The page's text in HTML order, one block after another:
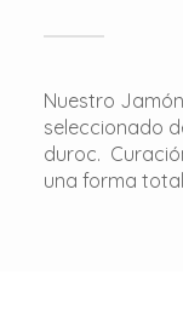
Nuestro
seleccionado
duroc.
una forma